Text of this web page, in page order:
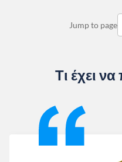
Jump to page
Τι έχει